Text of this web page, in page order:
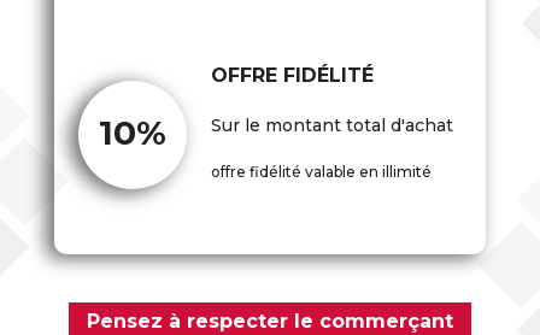
10%
OFFRE FIDÉLITÉ
Sur le montant total d'achat
offre fidélité valable en illimité
Pensez à respecter le commerçant